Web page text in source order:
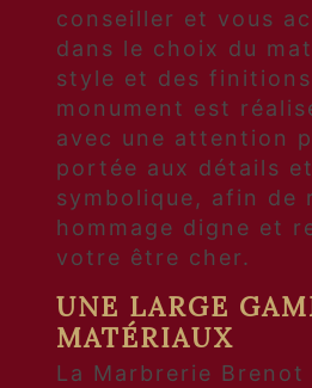
conseiller et vous
dans le choix du
style et des
monument est
avec une attention
portée aux détails
symbolique, afin de
hommage digne et
votre être cher.
UNE LARGE
MATÉRIAUX
La Marbrerie